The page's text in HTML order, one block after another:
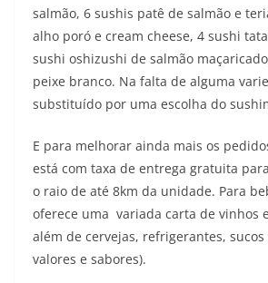
salmão, 6 sushis patê de salmão e
alho poró e cream cheese, 4 sushi
sushi oshizushi de salmão
peixe branco. Na falta de alguma
substituído por uma escolha do
E para melhorar ainda mais os
está com taxa de entrega gratuita
o raio de até 8km da unidade. Para
oferece uma variada carta de vinhos
além de cervejas, refrigerantes,
valores e sabores).